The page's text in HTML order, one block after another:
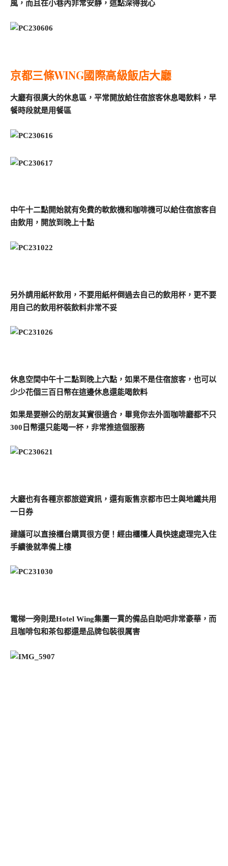
風，而且在小巷內非常安靜，這點深得我心
京都三條WING國際高級飯店大廳
大廳有很廣大的休息區，平常開放給住宿旅客休息喝飲料，早
餐時段就是用餐區
中午十二點開始就有免費的軟飲機和咖啡機可以給住宿旅客自
由飲用，開放到晚上十點
另外請用紙杯飲用，不要用紙杯倒過去自己的飲用杯，更不要
用自己的飲用杯裝飲料非常不妥
休息空間中午十二點到晚上六點，如果不是住宿旅客，也可以
少少花個三百日幣在這邊休息還能喝飲料
如果是要辦公的朋友其實很適合，畢竟你去外面咖啡廳都不只
300日幣還只能喝一杯，非常推這個服務
大廳也有各種京都旅遊資訊，還有販售京都市巴士與地鐵共用
一日券
建議可以直接櫃台購買很方便！經由櫃檯人員快速處理完入住
手續後就準備上樓
電梯一旁則是Hotel Wing集團一貫的備品自助吧非常豪華，而
且咖啡包和茶包都還是品牌包裝很厲害